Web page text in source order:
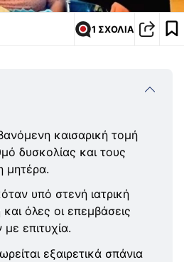
1 ΣΧΟΛΙΑ
καισαρική τομή
δυσκολίας και τους
μητέρα.
υπό στενή ιατρική
όλες οι επεμβάσεις
επιτυχία.
εξαιρετικά σπάνια